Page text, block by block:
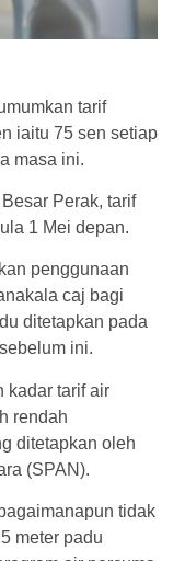
tarif
iaitu 75 sen setiap
masa ini.
Perak, tarif
1 Mei depan.
penggunaan
caj bagi
ditetapkan pada
ini.
kadar tarif air
rendah
ditetapkan oleh
(SPAN).
tidak
meter padu